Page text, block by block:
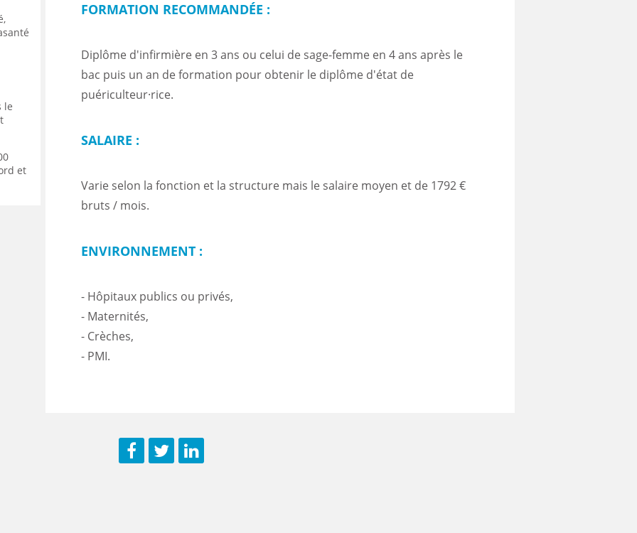
FORMATION RECOMMANDÉE :
Diplôme d'infirmière en 3 ans ou celui de sage-femme en 4 ans après le
bac puis un an de formation pour obtenir le diplôme d'état de
puériculteur·rice.
SALAIRE :
Varie selon la fonction et la structure mais le salaire moyen et de 1792 €
bruts / mois.
ENVIRONNEMENT :
- Hôpitaux publics ou privés,
- Maternités,
- Crèches,
- PMI.
le
et